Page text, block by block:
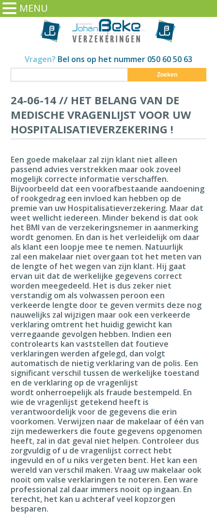
MENU
Vragen? Bel ons op het nummer 050 60 50 63
Zoeken
24-06-14 // HET BELANG VAN DE
MEDISCHE VRAGENLIJST VOOR UW
HOSPITALISATIEVERZEKERING !
Een goede makelaar zal zijn klant niet alleen
passend advies verstrekken maar ook zoveel
mogelijk correcte informatie verschaffen.
Bijvoorbeeld dat een voorafbestaande aandoening
of rookgedrag een invloed kan hebben op de
premie van uw Hospitalisatieverzekering. Maar dat
weet wellicht iedereen. Minder bekend is dat ook
het BMI van de verzekeringsnemer in aanmerking
wordt genomen. En dan is het verleidelijk om daar
als klant een loopje mee te nemen. Natuurlijk
zal een makelaar niet overgaan tot het meten van
de lengte of het wegen van zijn klant. Hij gaat
ervan uit dat de werkelijke gegevens correct
worden meegedeeld. Het is dus zeker niet
verstandig om als volwassen peroon een
verkeerde lengte door te geven vermits deze nog
nauwelijks zal wijzigen maar ook een verkeerde
verklaring omtrent het huidig gewicht kan
verregaande gevolgen hebben. Indien een
controlearts kan vaststellen dat foutieve
verklaringen werden afgelegd, dan volgt
automatisch de nietig verklaring van de polis. Een
significant verschil tussen de werkelijke toestand
en de verklaring op de vragenlijst
wordt onherroepelijk als fraude bestempeld. En
wie de vragenlijst getekend heeft is
verantwoordelijk voor de gegevens die erin
voorkomen. Verwijzen naar de makelaar of één van
zijn medewerkers die foute gegevens opgenomen
heeft, zal in dat geval niet helpen. Controleer dus
zorgvuldig of u de vragenlijst correct hebt
ingevuld en of u niks vergeten bent. Het kan een
wereld van verschil maken. Vraag uw makelaar ook
nooit om valse verklaringen te noteren. Een ware
professional zal daar immers nooit op ingaan. En
terecht, het kan u achteraf veel kopzorgen
besparen.